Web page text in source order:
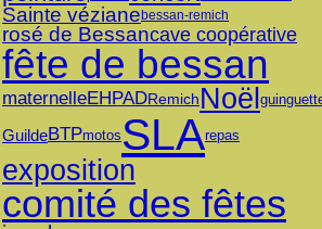
Sainte vézianebessan-remich
rosé de Bessancave coopérative
fête de bessan
maternelleEHPADRemichNoël
GuildeBTPmotos SLArepas
exposition
comité des fêtes